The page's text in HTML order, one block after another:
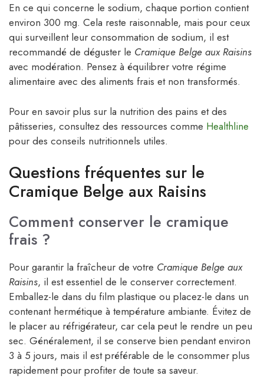
En ce qui concerne le sodium, chaque portion contient
environ 300 mg. Cela reste raisonnable, mais pour ceux
qui surveillent leur consommation de sodium, il est
recommandé de déguster le Cramique Belge aux Raisins
avec modération. Pensez à équilibrer votre régime
alimentaire avec des aliments frais et non transformés.
Pour en savoir plus sur la nutrition des pains et des
pâtisseries, consultez des ressources comme Healthline
pour des conseils nutritionnels utiles.
Questions fréquentes sur le
Cramique Belge aux Raisins
Comment conserver le cramique
frais ?
Pour garantir la fraîcheur de votre Cramique Belge aux
Raisins, il est essentiel de le conserver correctement.
Emballez-le dans du film plastique ou placez-le dans un
contenant hermétique à température ambiante. Évitez de
le placer au réfrigérateur, car cela peut le rendre un peu
sec. Généralement, il se conserve bien pendant environ
3 à 5 jours, mais il est préférable de le consommer plus
rapidement pour profiter de toute sa saveur.